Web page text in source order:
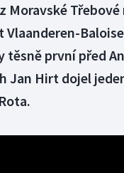
těsně první před
Jan Hirt dojel